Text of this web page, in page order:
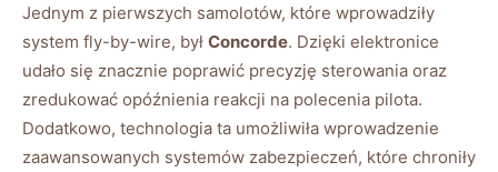
Jednym‍ z pierwszych samolotów, które⁣ wprowadziły
system fly-by-wire, był Concorde. Dzięki elektronice
udało się znacznie ‌poprawić precyzję⁢ sterowania oraz
zredukować​ opóźnienia ‌reakcji na polecenia pilota.
Dodatkowo, technologia ta⁣ umożliwiła ⁢wprowadzenie​
zaawansowanych systemów zabezpieczeń, ⁢które ‍chroniły